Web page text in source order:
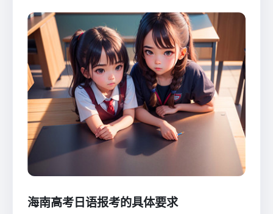
海南高考日语报考的具体要求